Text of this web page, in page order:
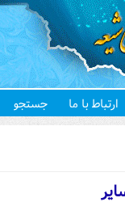
ارتباط با ما جستجو